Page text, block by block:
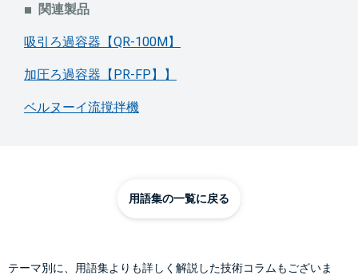
関連製品
吸引ろ過容器【QR-100M】
加圧ろ過容器【PR-FP】】
ベルヌーイ流撹拌機
用語集の一覧に戻る
テーマ別に、用語集よりも詳しく解説した技術コラムもございま